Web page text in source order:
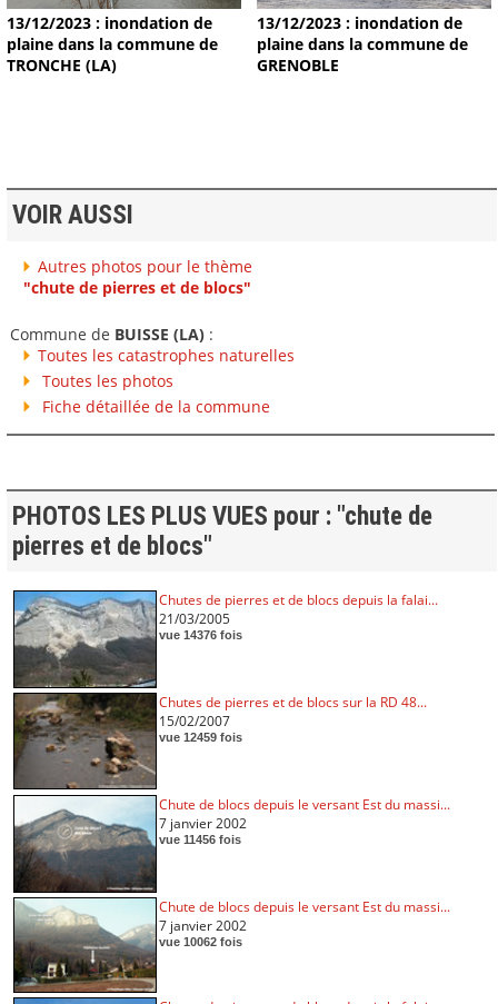
13/12/2023 : inondation de
plaine dans la commune de
TRONCHE (LA)
13/12/2023 : inondation de
plaine dans la commune de
GRENOBLE
VOIR AUSSI
Autres photos pour le thème
"chute de pierres et de blocs"
Commune de BUISSE (LA):
Toutes les catastrophes naturelles
Toutes les photos
Fiche détaillée de la commune
PHOTOS LES PLUS VUES pour : "chute de
pierres et de blocs"
Chutes de pierres et de blocs depuis la falai...
21/03/2005
vue 14376 fois
Chutes de pierres et de blocs sur la RD 48...
15/02/2007
vue 12459 fois
Chute de blocs depuis le versant Est du massi...
7 janvier 2002
vue 11456 fois
Chute de blocs depuis le versant Est du massi...
7 janvier 2002
vue 10062 fois